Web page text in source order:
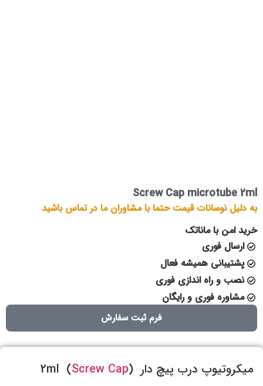
Screw Cap microtube 2ml
به دلیل نوسانات قیمت حتما با مشاوران ما در تماس باشید
خرید امن با ماناتک
ارسال فوری
پشتیبانی همیشه فعال
نصب و راه اندازی فوری
مشاوره فوری و رایگان
فرم ثبت سفارش
میکروتیوپ درب پیچ دار (Screw Cap
) 2ml